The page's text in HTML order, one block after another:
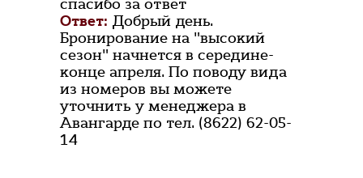
спасибо за ответ
Ответ: Добрый день.
Бронирование на "высокий
сезон" начнется в середине-
конце апреля. По поводу вида
из номеров вы можете
уточнить у менеджера в
Авангарде по тел. (8622) 62-05-
14